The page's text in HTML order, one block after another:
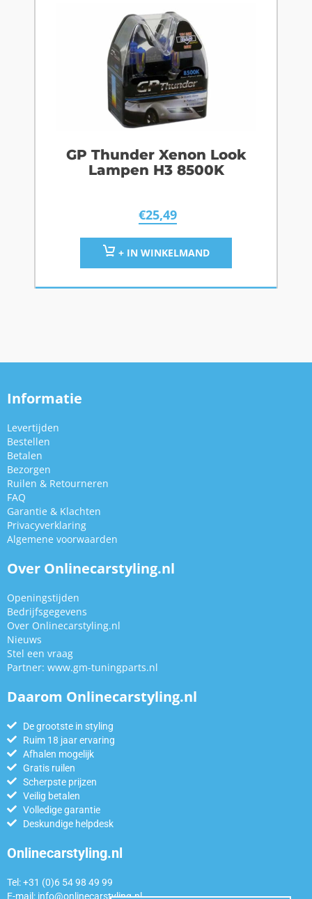
GP Thunder Xenon Look
Lampen H3 8500K
€25,49
+ IN WINKELMAND
Informatie
Levertijden
Bestellen
Betalen
Bezorgen
Ruilen & Retourneren
FAQ
Garantie & Klachten
Privacyverklaring
Algemene voorwaarden
Over Onlinecarstyling.nl
Openingstijden
Bedrijfsgegevens
Over Onlinecarstyling.nl
Nieuws
Stel een vraag
Partner: www.gm-tuningparts.nl
Daarom Onlinecarstyling.nl
De grootste in styling
Ruim 18 jaar ervaring
Afhalen mogelijk
Gratis ruilen
Scherpste prijzen
Veilig betalen
Volledige garantie
Deskundige helpdesk
Onlinecarstyling.nl
Tel: +31 (0)6 54 98 49 99
E-mail: info@onlinecarstyling.nl